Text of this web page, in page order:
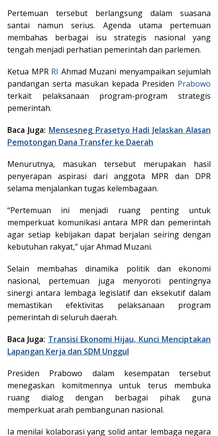
Pertemuan tersebut berlangsung dalam suasana
santai namun serius. Agenda utama pertemuan
membahas berbagai isu strategis nasional yang
tengah menjadi perhatian pemerintah dan parlemen.
Ketua MPR RI Ahmad Muzani menyampaikan sejumlah
pandangan serta masukan kepada Presiden Prabowo
terkait pelaksanaan program-program strategis
pemerintah.
Baca Juga: Mensesneg Prasetyo Hadi Jelaskan Alasan
Pemotongan Dana Transfer ke Daerah
Menurutnya, masukan tersebut merupakan hasil
penyerapan aspirasi dari anggota MPR dan DPR
selama menjalankan tugas kelembagaan.
“Pertemuan ini menjadi ruang penting untuk
memperkuat komunikasi antara MPR dan pemerintah
agar setiap kebijakan dapat berjalan seiring dengan
kebutuhan rakyat,” ujar Ahmad Muzani.
Selain membahas dinamika politik dan ekonomi
nasional, pertemuan juga menyoroti pentingnya
sinergi antara lembaga legislatif dan eksekutif dalam
memastikan efektivitas pelaksanaan program
pemerintah di seluruh daerah.
Baca Juga: Transisi Ekonomi Hijau, Kunci Menciptakan
Lapangan Kerja dan SDM Unggul
Presiden Prabowo dalam kesempatan tersebut
menegaskan komitmennya untuk terus membuka
ruang dialog dengan berbagai pihak guna
memperkuat arah pembangunan nasional.
Ia menilai kolaborasi yang solid antar lembaga negara